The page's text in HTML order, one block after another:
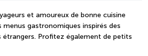
et amoureux de bonne cuisine
menus gastronomiques inspirés des
étrangers. Profitez également de petits